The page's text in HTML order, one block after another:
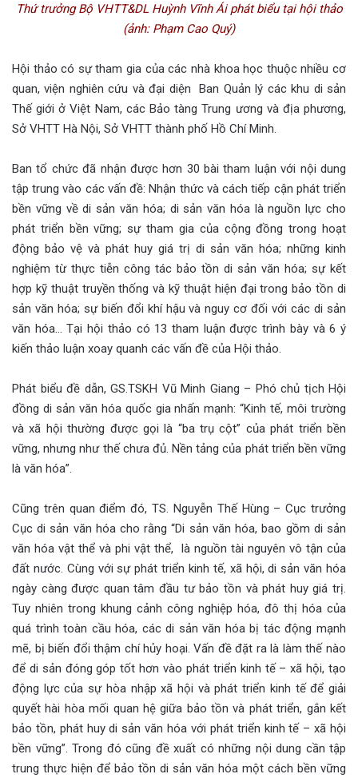
Thứ trưởng Bộ VHTT&DL Huỳnh Vĩnh Ái phát biểu tại hội thảo
(ảnh: Phạm Cao Quý)
Hội thảo có sự tham gia của các nhà khoa học thuộc nhiều cơ
quan, viện nghiên cứu và đại diện Ban Quản lý các khu di sản
Thế giới ở Việt Nam, các Bảo tàng Trung ương và địa phương,
Sở VHTT Hà Nội, Sở VHTT thành phố Hồ Chí Minh.
Ban tổ chức đã nhận được hơn 30 bài tham luận với nội dung
tập trung vào các vấn đề: Nhận thức và cách tiếp cận phát triển
bền vững về di sản văn hóa; di sản văn hóa là nguồn lực cho
phát triển bền vững; sự tham gia của cộng đồng trong hoạt
động bảo vệ và phát huy giá trị di sản văn hóa; những kinh
nghiệm từ thực tiễn công tác bảo tồn di sản văn hóa; sự kết
hợp kỹ thuật truyền thống và kỹ thuật hiện đại trong bảo tồn di
sản văn hóa; sự biến đổi khí hậu và nguy cơ đối với các di sản
văn hóa… Tại hội thảo có 13 tham luận được trình bày và 6 ý
kiến thảo luận xoay quanh các vấn đề của Hội thảo.
Phát biểu đề dẫn, GS.TSKH Vũ Minh Giang – Phó chủ tịch Hội
đồng di sản văn hóa quốc gia nhấn mạnh: “Kinh tế, môi trường
và xã hội thường được gọi là “ba trụ cột” của phát triển bền
vững, nhưng như thế chưa đủ. Nền tảng của phát triển bền vững
là văn hóa”.
Cũng trên quan điểm đó, TS. Nguyễn Thế Hùng – Cục trưởng
Cục di sản văn hóa cho rằng “Di sản văn hóa, bao gồm di sản
văn hóa vật thể và phi vật thể, là nguồn tài nguyên vô tận của
đất nước. Cùng với sự phát triển kinh tế, xã hội, di sản văn hóa
ngày càng được quan tâm đầu tư bảo tồn và phát huy giá trị.
Tuy nhiên trong khung cảnh công nghiệp hóa, đô thị hóa của
quá trình toàn cầu hóa, các di sản văn hóa bị tác động mạnh
mẽ, bị biến đổi thậm chí hủy hoại. Vấn đề đặt ra là làm thế nào
để di sản đóng góp tốt hơn vào phát triển kinh tế – xã hội, tạo
động lực của sự hòa nhập xã hội và phát triển kinh tế để giải
quyết hài hòa mối quan hệ giữa bảo tồn và phát triển, gắn kết
bảo tồn, phát huy di sản văn hóa với phát triển kinh tế – xã hội
bền vững”. Trong đó cũng đề xuất có những nội dung cần tập
trung thực hiện để bảo tồn di sản văn hóa một cách bền vững